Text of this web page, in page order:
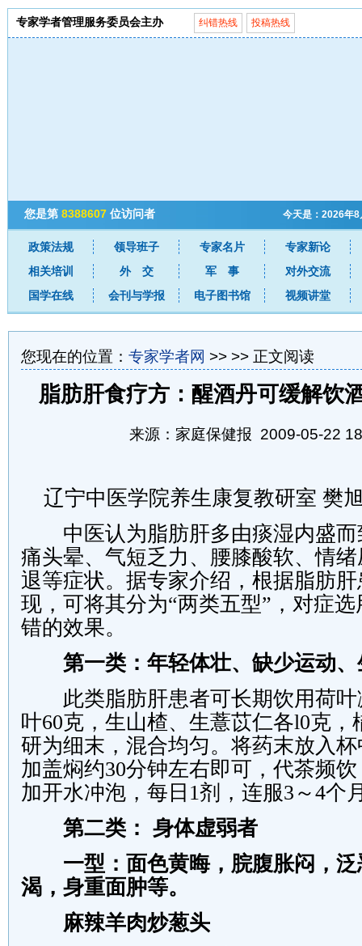
专家学者管理服务委员会主办 纠错热线 投稿热线
您是第 8388607 位访问者 今天是：2026年
政策法规 领导班子 专家名片
专家新论
相关培训
外 交 军 事
对外交流
国学在线
会刊与学报 电子图书馆 视频讲堂
您现在的位置： 专家学者网 >> >> 正文阅读
脂肪肝食疗方：醒酒丹可缓解饮
来源：家庭保健报 2009-05-22
辽宁中医学院养生康复教研室 樊
中医认为脂肪肝多由痰湿内盛而
痛头晕、气短乏力、腰膝酸软、情
退等症状。据专家介绍，根据脂肪
现，可将其分为“两类五型” ，对症
错的效果。
第一类：年轻体壮、缺少运动
此类脂肪肝患者可长期饮用荷叶
叶60克，生山楂、生薏苡仁各l0克，
研为细末，混合均匀。将药末放入
加盖焖约30分钟左右即可，代茶频
加开水冲泡，每日 1剂，连服3 ～4个
第二类： 身体虚弱者
一型：面色黄晦，脘腹胀闷，泛
渴，身重面肿等。
麻辣羊肉炒葱头